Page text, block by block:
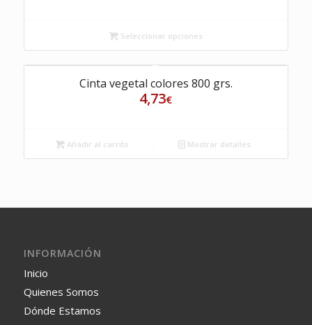
Seleccionar opciones
Cinta vegetal colores 800 grs.
4,73€
Añadir al carrito Mostrar detalles
INFORMACIÓN
Inicio
Quienes Somos
Dónde Estamos